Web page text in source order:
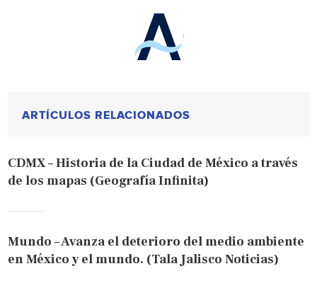
ARTÍCULOS RELACIONADOS
CDMX – Historia de la Ciudad de México a través
de los mapas (Geografía Infinita)
Mundo – Avanza el deterioro del medio ambiente
en México y el mundo. (Tala Jalisco Noticias)